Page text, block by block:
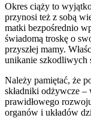
Okres ciąży to
przynosi też z sobą
matki bezpośrednio
świadomą troskę o
przyszłej mamy.
unikanie szkodliwych
Należy pamiętać, że
składniki odżywcze –
prawidłowego
organów i układów